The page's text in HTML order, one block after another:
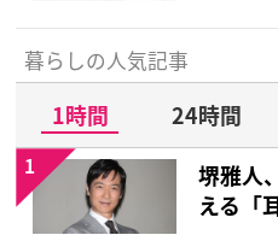
暮らしの人気記事
1時間 24時間
堺雅人
える「
1